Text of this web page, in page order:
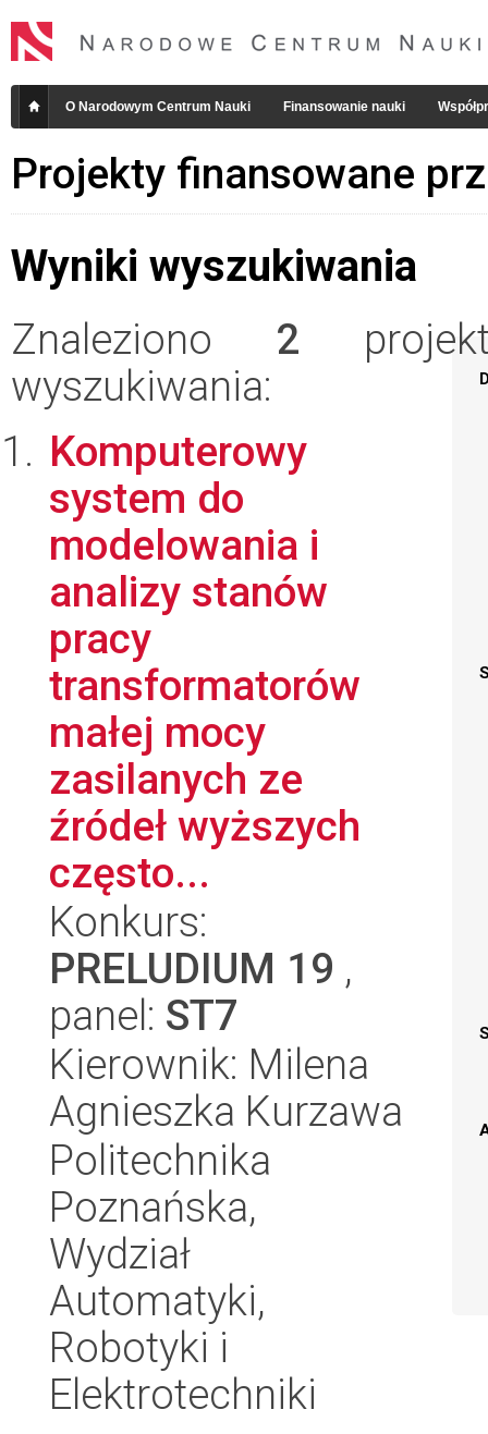
O Narodowym Centrum Nauki Finansowanie nauki
Projekty finansowane
Wyniki wyszukiwania
Znaleziono 2
wyszukiwania:
Komputerowy
system do
modelowania i
analizy stanów
pracy
transformatorów
małej mocy
zasilanych ze
źródeł wyższych
często...
Konkurs:
PRELUDIUM 19 ,
panel: ST7
Kierownik: Milena
Agnieszka Kurzawa
Politechnika
Poznańska,
Wydział
Automatyki,
Robotyki i
Elektrotechniki